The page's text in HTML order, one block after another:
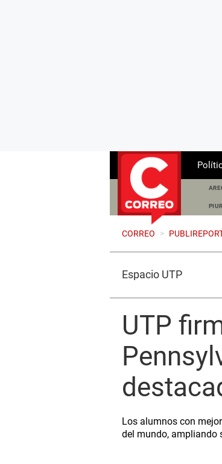
CORREO >
Espacio UTP
UTP
Los alumnos con
del mundo, ampliando